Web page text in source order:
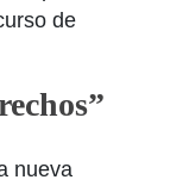
de
nueva